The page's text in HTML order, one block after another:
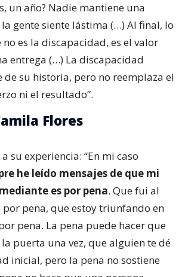
un año? Nadie mantiene una
gente siente lástima (…) Al final, lo
es la discapacidad, es el valor
entrega (…) La discapacidad
de su historia, pero no reemplaza el
ni el resultado”.
Flores
su experiencia: “En mi caso
he leído mensajes de que mi
es por pena. Que fui al
por pena, que estoy triunfando en
pena. La pena puede hacer que
puerta una vez, que alguien te dé
inicial, pero la pena no sostiene